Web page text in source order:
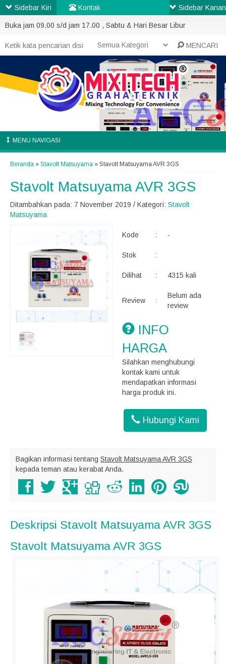
Buka jam 09.00 s/d jam 17.00 , Sabtu & Hari Besar Libur
MENCARI
MENU NAVIGASI
Beranda » Stavolt Matsuyama » Stavolt Matsuyama AVR 3GS
Stavolt Matsuyama AVR 3GS
Ditambahkan pada: 7 November 2019 / Kategori: Stavolt
Matsuyama
Kode : -
Stok :
Dilihat : 4315 kali
Review :
Belum ada
review
INFO
HARGA
Silahkan menghubungi
kontak kami untuk
mendapatkan informasi
harga produk ini.
Hubungi Kami
Bagikan informasi tentang Stavolt Matsuyama AVR 3GS
kepada teman atau kerabat Anda.
Deskripsi Stavolt Matsuyama AVR 3GS
Stavolt Matsuyama AVR 3GS
Sidebar Kiri Kontak Sidebar Kanan